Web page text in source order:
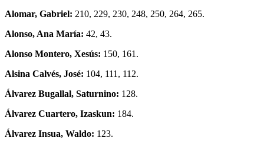
Alomar, Gabriel: 210, 229, 230, 248, 250, 264, 265.
Alonso, Ana María: 42, 43.
Alonso Montero, Xesús: 150, 161.
Alsina Calvés, José: 104, 111, 112.
Álvarez Bugallal, Saturnino: 128.
Álvarez Cuartero, Izaskun: 184.
Álvarez Insua, Waldo: 123.